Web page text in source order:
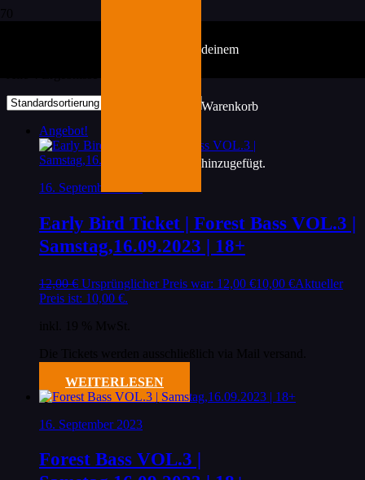
deinem
Warenkorb
hinzugefügt.
Angebot!
16. September 2023
Early Bird Ticket | Forest Bass VOL.3 |
Samstag,16.09.2023 | 18+
12,00€ Ursprünglicher Preis war: 12,00 €10,00 €Aktueller
Preis ist: 10,00 €.
WEITERLESEN
16. September 2023
Forest Bass VOL.3 |